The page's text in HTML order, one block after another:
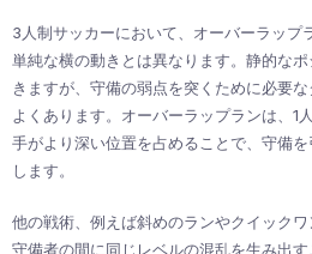
3人制サッカーにおいて、オーバーラップ
単純な横の動きとは異なります。静的な
きますが、守備の弱点を突くために必要
よくあります。オーバーラップランは、1
手がより深い位置を占めることで、守備
します。
他の戦術、例えば斜めのランやクイックワ
守備者の間に同じレベルの混乱を生み出